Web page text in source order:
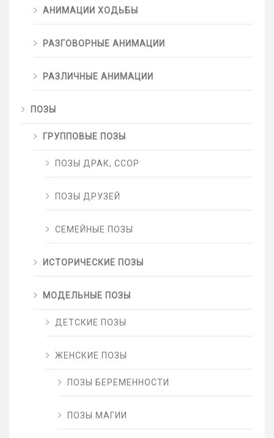
АНИМАЦИИ ХОДЬБЫ
РАЗГОВОРНЫЕ АНИМАЦИИ
РАЗЛИЧНЫЕ АНИМАЦИИ
ПОЗЫ
ГРУППОВЫЕ ПОЗЫ
ПОЗЫ ДРАК, ССОР
ПОЗЫ ДРУЗЕЙ
СЕМЕЙНЫЕ ПОЗЫ
ИСТОРИЧЕСКИЕ ПОЗЫ
МОДЕЛЬНЫЕ ПОЗЫ
ДЕТСКИЕ ПОЗЫ
ЖЕНСКИЕ ПОЗЫ
ПОЗЫ БЕРЕМЕННОСТИ
ПОЗЫ МАГИИ